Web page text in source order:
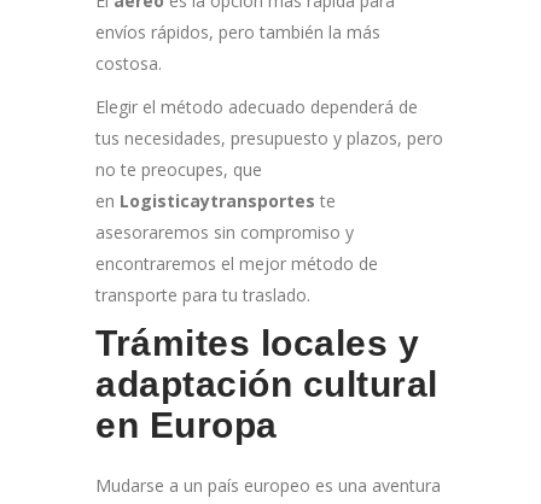
envíos rápidos, pero también la más
costosa.
Elegir el método adecuado dependerá de
tus necesidades, presupuesto y plazos, pero
no te preocupes, que
en Logisticaytransportes te
asesoraremos sin compromiso y
encontraremos el mejor método de
transporte para tu traslado.
Trámites locales y
adaptación cultural
en Europa
Mudarse a un país europeo es una aventura